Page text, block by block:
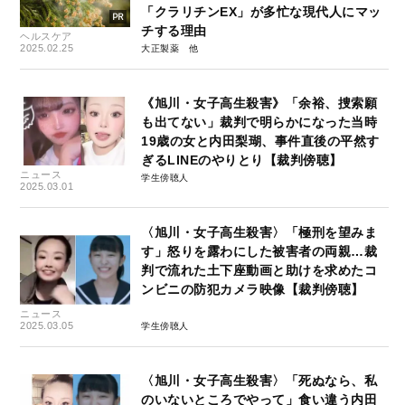
ヘルスケア
2025.02.25
「クラリチンEX」が多忙な現代人にマッ
チする理由
大正製薬
ニュース
2025.03.01
《旭川・女子高生殺害》「余裕、捜索願
も出てない」裁判で明らかになった当時
19歳の女と内田梨瑚、事件直後の平然す
ぎるLINEのやりとり【裁判傍聴】
学生傍聴人
ニュース
2025.03.05
〈旭川・女子高生殺害〉「極刑を望みま
す」怒りを露わにした被害者の両親…裁
判で流れた土下座動画と助けを求めたコ
ンビニの防犯カメラ映像【裁判傍聴】
学生傍聴人
〈旭川・女子高生殺害〉「死ぬなら、私
のいないところでやって」食い違う内田